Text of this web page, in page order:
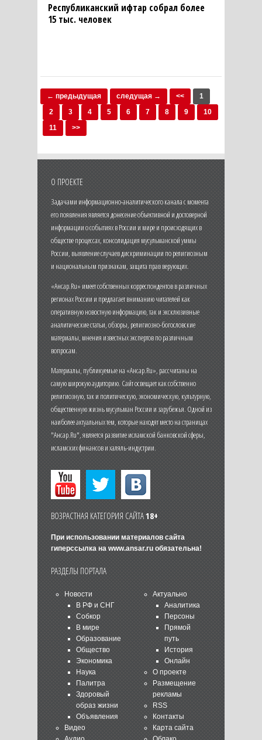
Республиканский ифтар собрал более
15 тыс. человек
← предыдущая следущая → <<
1
2
3 4 5 6 7 8 9
10
11
>>
О ПРОЕКТЕ
Задачами информационно-аналитического канала с момента
его появления является донесение объективной и достоверной
информации о событиях в России и мире и происходящих в
обществе процессах, консолидация мусульманской уммы
России, выявление случаев дискриминации по религиозным
и национальным признакам, защита прав верующих.
«Ансар.Ru» имеет собственных корреспондентов в различных
регионах России и предлагает вниманию читателей как
оперативную новостную информацию, так и эксклюзивные
аналитические статьи, обзоры, религиозно-богословские
материалы, мнения известных экспертов по различным
вопросам.
Материалы, публикуемые на «Ансар.Ru», рассчитаны на
самую широкую аудиторию. Сайт освещает как собственно
религиозную, так и политическую, экономическую, культурную,
общественную жизнь мусульман России и зарубежья. Одной из
наиболее актуальных тем, которые находят место на страницах
"Ансар.Ru", является развитие исламской банковской сферы,
исламских финансов и халяль-индустрии.
ВОЗРАСТНАЯ КАТЕГОРИЯ САЙТА18+
При использовании материалов сайта
гиперссылка на www.ansar.ruобязательна!
РАЗДЕЛЫ ПОРТАЛА
Новости
В РФ и СНГ
Собкор
В мире
Образование
Общество
Экономика
Наука
Палитра
Здоровый
образ жизни
Объявления
Видео
Актуально
Аналитика
Персоны
Прямой
путь
История
Онлайн
О проекте
Размещение
рекламы
RSS
Контакты
Карта сайта